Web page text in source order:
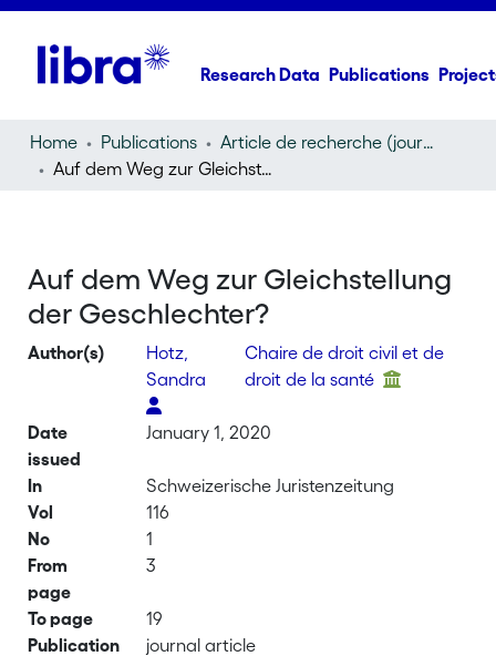
Research Data Publications
Home Publications
Article de recherche (journal article)
Auf dem Weg zur Gleichstellung der Geschlechter?
Auf dem Weg zur Gleichstellung
der Geschlechter?
Author(s)
Hotz,
Sandra
Chaire de droit civil et de
droit de la santé
Date
issued
January 1, 2020
In
Schweizerische Juristenzeitung
Vol
116
No
1
From
page
3
To page
19
Publication
journal article